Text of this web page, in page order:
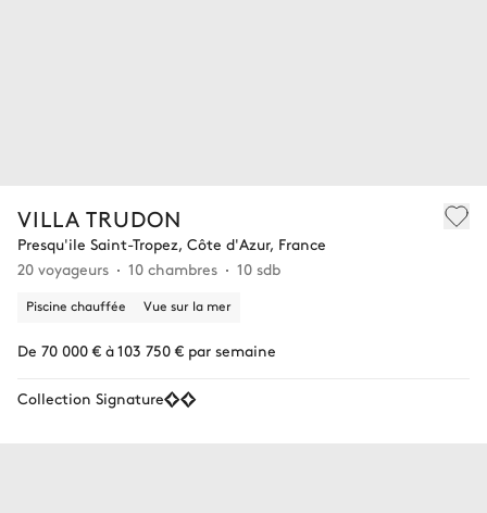
VILLA TRUDON
Presqu'ile Saint-Tropez, Côte d'Azur, France
20 voyageurs
10 chambres 10 sdb
Piscine chauffée Vue sur la mer
De 70 000 € à 103 750 € par semaine
Collection Signature